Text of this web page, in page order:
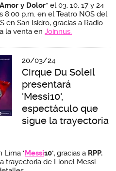
Amor y Dolor” el 03, 10, 17 y 24
8:00 p.m. en el Teatro NOS del
en San Isidro, gracias a Radio
la venta en Joinnus.
20/03/24
Cirque Du Soleil
presentará
'Messi10',
espectáculo que
sigue la trayectoria
Lima 'Messi10', gracias a RPP.
trayectoria de Lionel Messi.